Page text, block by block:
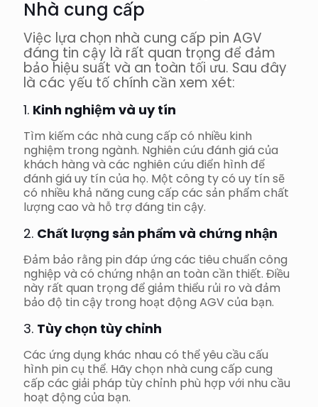
Nhà cung cấp
Việc lựa chọn nhà cung cấp pin AGV
đáng tin cậy là rất quan trọng để đảm
bảo hiệu suất và an toàn tối ưu. Sau đây
là các yếu tố chính cần xem xét:
1. Kinh nghiệm và uy tín
Tìm kiếm các nhà cung cấp có nhiều kinh
nghiệm trong ngành. Nghiên cứu đánh giá của
khách hàng và các nghiên cứu điển hình để
đánh giá uy tín của họ. Một công ty có uy tín sẽ
có nhiều khả năng cung cấp các sản phẩm chất
lượng cao và hỗ trợ đáng tin cậy.
2. Chất lượng sản phẩm và chứng nhận
Đảm bảo rằng pin đáp ứng các tiêu chuẩn công
nghiệp và có chứng nhận an toàn cần thiết. Điều
này rất quan trọng để giảm thiểu rủi ro và đảm
bảo độ tin cậy trong hoạt động AGV của bạn.
3. Tùy chọn tùy chỉnh
Các ứng dụng khác nhau có thể yêu cầu cấu
hình pin cụ thể. Hãy chọn nhà cung cấp cung
cấp các giải pháp tùy chỉnh phù hợp với nhu cầu
hoạt động của bạn.